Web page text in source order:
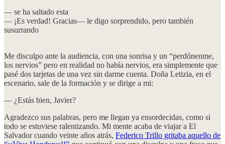
— se ha saltado esta
— ¡Es verdad! Gracias— le digo sorprendido, pero también
susurrando
Me disculpo ante la audiencia, con una sonrisa y un “perdónenme,
los nervios” pero en realidad no había nervios, era simplemente que
pasé dos tarjetas de una vez sin darme cuenta. Doña Letizia, en el
escenario, sale de la formación y se dirige a mi:
— ¿Estás bien, Javier?
Agradezco sus palabras, pero me llegan ya ensordecidas, como si
todo se estuviese ralentizando. Mi mente acaba de viajar a El
Salvador cuando veinte años atrás, Federico Trillo gritaba aquello de